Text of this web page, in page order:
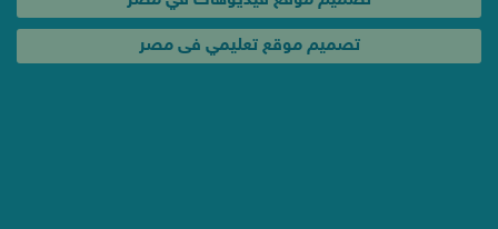
تصميم موقع تعليمي فى مصر